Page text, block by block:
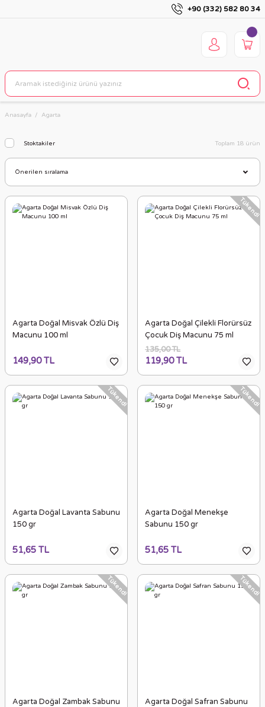
+90 (332) 582 80 34
Anasayfa Agarta
Stoktakiler Toplam 18 ürün
Agarta Doğal Misvak Özlü Diş
Macunu 100 ml
149,90 TL
Tükendi
Agarta Doğal Çilekli Florürsüz
Çocuk Diş Macunu 75 ml
135,00 TL
119,90 TL
Tükendi
Agarta Doğal Lavanta Sabunu
150 gr
51,65 TL
Tükendi
Agarta Doğal Menekşe
Sabunu 150 gr
51,65 TL
Tükendi
Agarta Doğal Zambak Sabunu
Tükendi
Agarta Doğal Safran Sabunu